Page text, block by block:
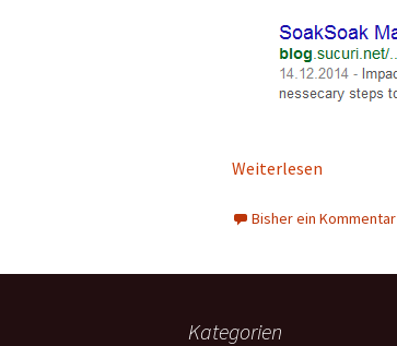
Weiterlesen
Bisher ein Kommentar
Kategorien